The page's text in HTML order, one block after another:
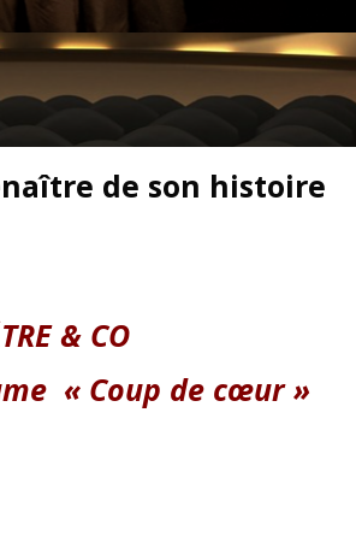
de son histoire
& CO
« Coup de cœur »